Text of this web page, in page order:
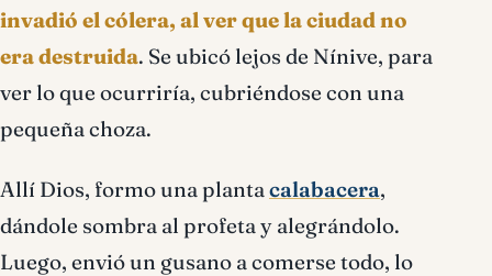
invadió el cólera, al ver que la ciudad no
era destruida. Se ubicó lejos de Nínive, para
ver lo que ocurriría, cubriéndose con una
pequeña choza.
Allí Dios, formo una plantacalabacera,
dándole sombra al profeta y alegrándolo.
Luego, envió un gusano a comerse todo, lo